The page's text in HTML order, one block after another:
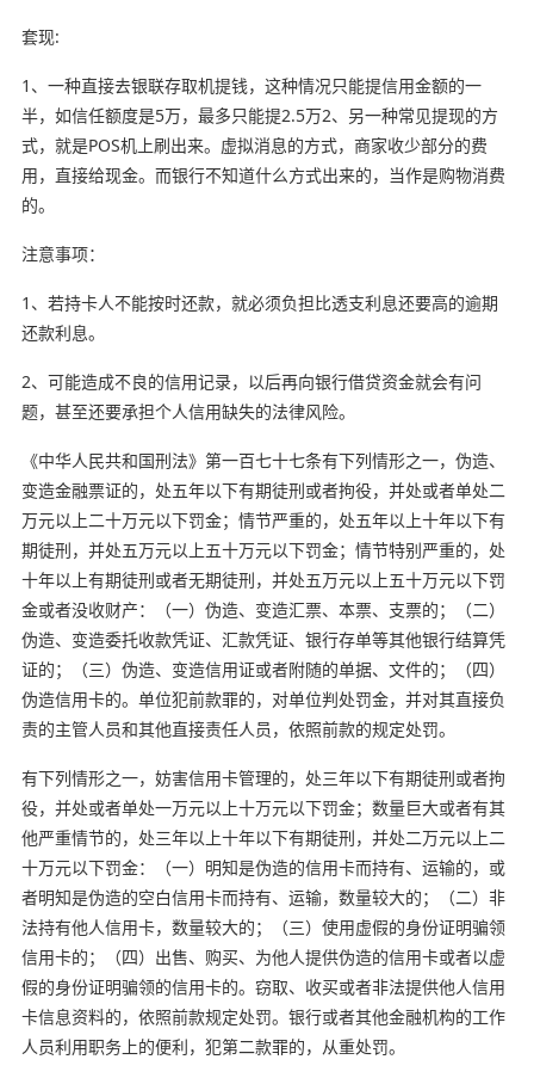
套现:
1、一种直接去银联存取机提钱，这种情况只能提信用金额的一
半，如信任额度是5万，最多只能提2.5万2、另一种常见提现的方
式，就是POS机上刷出来。虚拟消息的方式，商家收少部分的费
用，直接给现金。而银行不知道什么方式出来的，当作是购物消费
的。
注意事项：
1、若持卡人不能按时还款，就必须负担比透支利息还要高的逾期
还款利息。
2、可能造成不良的信用记录，以后再向银行借贷资金就会有问
题，甚至还要承担个人信用缺失的法律风险。
《中华人民共和国刑法》第一百七十七条有下列情形之一，伪造、
变造金融票证的，处五年以下有期徒刑或者拘役，并处或者单处二
万元以上二十万元以下罚金；情节严重的，处五年以上十年以下有
期徒刑，并处五万元以上五十万元以下罚金；情节特别严重的，处
十年以上有期徒刑或者无期徒刑，并处五万元以上五十万元以下罚
金或者没收财产：（一）伪造、变造汇票、本票、支票的；（二）
伪造、变造委托收款凭证、汇款凭证、银行存单等其他银行结算凭
证的；（三）伪造、变造信用证或者附随的单据、文件的；（四）
伪造信用卡的。单位犯前款罪的，对单位判处罚金，并对其直接负
责的主管人员和其他直接责任人员，依照前款的规定处罚。
有下列情形之一，妨害信用卡管理的，处三年以下有期徒刑或者拘
役，并处或者单处一万元以上十万元以下罚金；数量巨大或者有其
他严重情节的，处三年以上十年以下有期徒刑，并处二万元以上二
十万元以下罚金：（一）明知是伪造的信用卡而持有、运输的，或
者明知是伪造的空白信用卡而持有、运输，数量较大的；（二）非
法持有他人信用卡，数量较大的；（三）使用虚假的身份证明骗领
信用卡的；（四）出售、购买、为他人提供伪造的信用卡或者以虚
假的身份证明骗领的信用卡的。窃取、收买或者非法提供他人信用
卡信息资料的，依照前款规定处罚。银行或者其他金融机构的工作
人员利用职务上的便利，犯第二款罪的，从重处罚。